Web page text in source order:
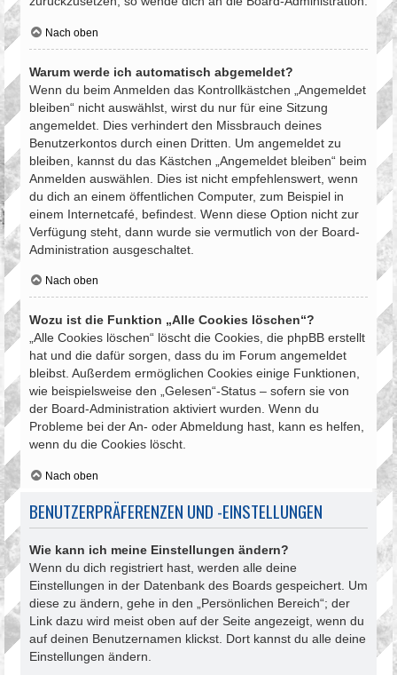
Nach oben
Warum werde ich automatisch abgemeldet?
Wenn du beim Anmelden das Kontrollkästchen „Angemeldet
bleiben“ nicht auswählst, wirst du nur für eine Sitzung
angemeldet. Dies verhindert den Missbrauch deines
Benutzerkontos durch einen Dritten. Um angemeldet zu
bleiben, kannst du das Kästchen „Angemeldet bleiben“ beim
Anmelden auswählen. Dies ist nicht empfehlenswert, wenn
du dich an einem öffentlichen Computer, zum Beispiel in
einem Internetcafé, befindest. Wenn diese Option nicht zur
Verfügung steht, dann wurde sie vermutlich von der Board-
Administration ausgeschaltet.
Nach oben
Wozu ist die Funktion „Alle Cookies löschen“?
„Alle Cookies löschen“ löscht die Cookies, die phpBB erstellt
hat und die dafür sorgen, dass du im Forum angemeldet
bleibst. Außerdem ermöglichen Cookies einige Funktionen,
wie beispielsweise den „Gelesen“-Status – sofern sie von
der Board-Administration aktiviert wurden. Wenn du
Probleme bei der An- oder Abmeldung hast, kann es helfen,
wenn du die Cookies löscht.
Nach oben
BENUTZERPRÄFERENZEN UND -EINSTELLUNGEN
Wie kann ich meine Einstellungen ändern?
Wenn du dich registriert hast, werden alle deine
Einstellungen in der Datenbank des Boards gespeichert. Um
diese zu ändern, gehe in den „Persönlichen Bereich“; der
Link dazu wird meist oben auf der Seite angezeigt, wenn du
auf deinen Benutzernamen klickst. Dort kannst du alle deine
Einstellungen ändern.